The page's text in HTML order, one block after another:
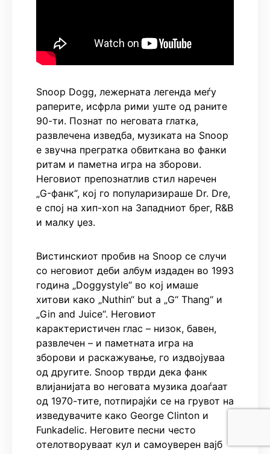
Snoop Dogg, лежерната легенда меѓу
раперите, исфрла рими уште од раните
90-ти. Познат по неговата глатка,
развлечена изведба, музиката на Snoop
е звучна прегратка обвиткана во фанки
ритам и паметна игра на зборови.
Неговиот препознатлив стил наречен
„G-фанк“, кој го популаризираше Dr. Dre,
е спој на хип-хоп на Западниот брег, R&B
и малку џез.
Вистинскиот пробив на Snoop се случи
со неговиот деби албум издаден во 1993
година „Doggystyle“ во кој имаше
хитови како „Nuthin“ but a „G“ Thang“ и
„Gin and Juice“. Неговиот
карактеристичен глас – низок, бавен,
развлечен – и паметната игра на
зборови и раскажување, го издвојуваа
од другите. Snoop тврди дека фанк
влијанијата во неговата музика доаѓаат
од 1970-тите, потпирајќи се на грувот на
изведувачите како George Clinton и
Funkadelic. Неговите песни често
отелотворуваат кул и самоуверен вајб